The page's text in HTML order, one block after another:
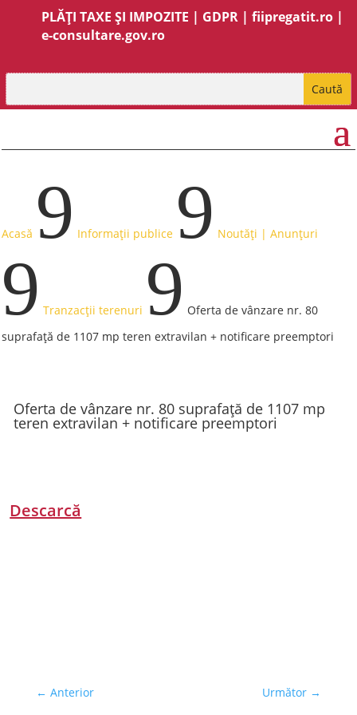
PLĂȚI TAXE ȘI IMPOZITE | GDPR |fiipregatit.ro |
e-consultare.gov.ro
Acasă 9 Informații publice 9 Noutăți | Anunțuri
9 Tranzacții terenuri 9 Oferta de vânzare nr. 80
suprafață de 1107 mp teren extravilan + notificare preemptori
Oferta de vânzare nr. 80 suprafață de 1107 mp
teren extravilan + notificare preemptori
Descarcă
← Anterior Următor →